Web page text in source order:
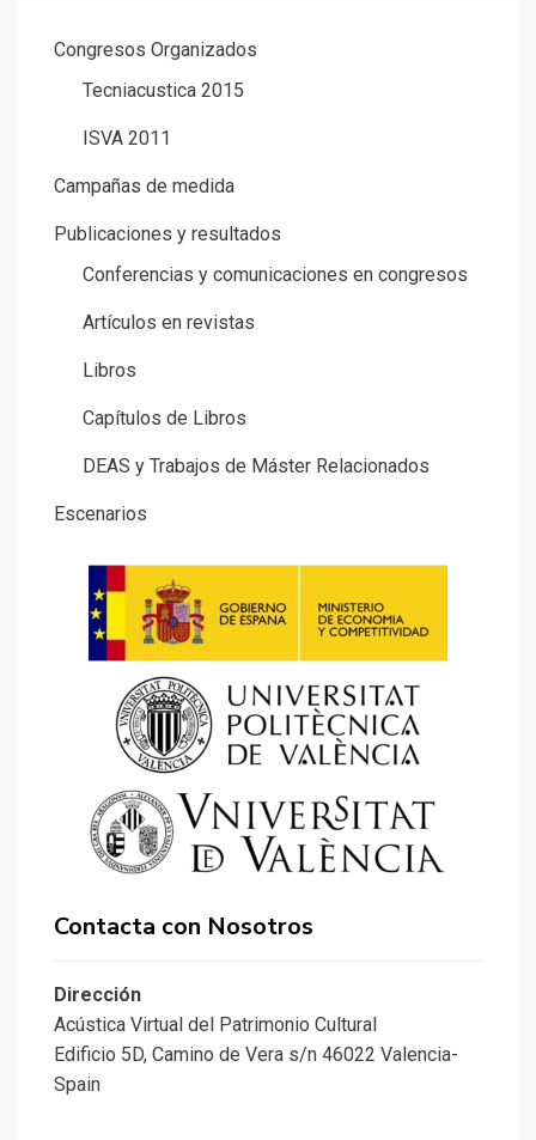
Congresos Organizados
Tecniacustica 2015
ISVA 2011
Campañas de medida
Publicaciones y resultados
Conferencias y comunicaciones en congresos
Artículos en revistas
Libros
Capítulos de Libros
DEAS y Trabajos de Máster Relacionados
Escenarios
Contacta con Nosotros
Dirección
Acústica Virtual del Patrimonio Cultural
Edificio 5D, Camino de Vera s/n 46022 Valencia-
Spain